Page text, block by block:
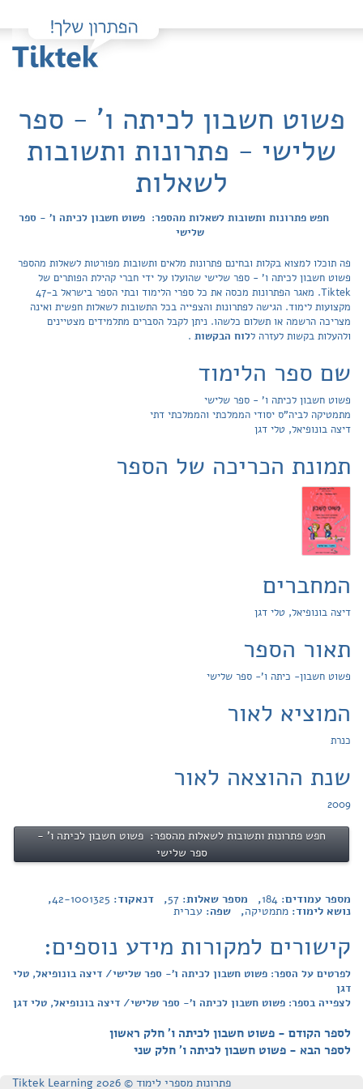
פשוט חשבון לכיתה ו' - ספר
שלישי - פתרונות ותשובות
לשאלות
חפש פתרונות ותשובות לשאלות מהספר: פשוט חשבון לכיתה ו' - ספר
שלישי
פה תוכלו למצוא בקלות ובחינם פתרונות מלאים ותשובות מפורטות לשאלות מהספר
פשוט חשבון לכיתה ו' - ספר שלישי שהועלו על ידי חברי קהילת הפותרים של
Tiktek. מאגר הפתרונות מכסה את כל ספרי הלימוד ובתי הספר בישראל ב-47
מקצועות לימוד. הגישה לפתרונות והצפייה בכל התשובות לשאלות חפשית ואינה
מצריכה הרשמה או תשלום כלשהו. ניתן לקבל הסברים מתלמידים מצטיינים
ולהעלות בקשות לעזרה ללוח הבקשות .
שם ספר הלימוד
פשוט חשבון לכיתה ו' - ספר שלישי
מתמטיקה לביה"ס יסודי הממלכתי והממלכתי דתי
דיצה בונופיאל, טלי דגן
תמונת הכריכה של הספר
המחברים
דיצה בונופיאל, טלי דגן
תאור הספר
פשוט חשבון- כיתה ו'- ספר שלישי
המוציא לאור
כנרת
שנת ההוצאה לאור
2009
חפש פתרונות ותשובות לשאלות מהספר: פשוט חשבון לכיתה ו' -
ספר שלישי
מספר עמודים: 184, מספר שאלות: 57, דנאקוד: 42-1001325
,
נושא לימוד: מתמטיקה, שפה: עברית
קישורים למקורות מידע נוספים:
לפרטים על הספר: פשוט חשבון לכיתה ו'- ספר שלישי/ דיצה בונופיאל, טלי
דגן
לצפייה בספר: פשוט חשבון לכיתה ו'- ספר שלישי/ דיצה בונופיאל, טלי דגן
לספר הקודם - פשוט חשבון לכיתה ו' חלק ראשון
לספר הבא - פשוט חשבון לכיתה ו' חלק שני
פתרונות מספרי לימוד © Tiktek Learning 2026